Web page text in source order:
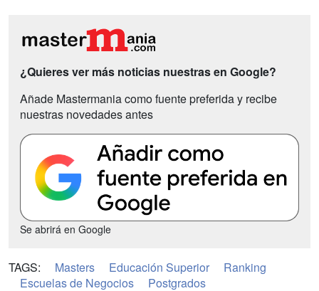
¿Quieres ver más noticias nuestras en Google?
Añade Mastermania como fuente preferida y recibe
nuestras novedades antes
Se abrirá en Google
TAGS: Masters Educación Superior
Ranking
Escuelas de Negocios
Postgrados